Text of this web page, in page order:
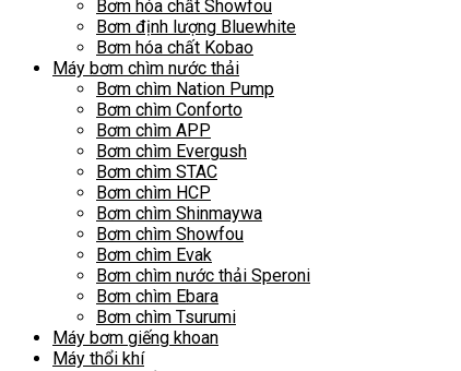
Bơm hóa chất Showfou
Bơm định lượng Bluewhite
Bơm hóa chất Kobao
Máy bơm chìm nước thải
Bơm chìm Nation Pump
Bơm chìm Conforto
Bơm chìm APP
Bơm chìm Evergush
Bơm chìm STAC
Bơm chìm HCP
Bơm chìm Shinmaywa
Bơm chìm Showfou
Bơm chìm Evak
Bơm chìm nước thải Speroni
Bơm chìm Ebara
Bơm chìm Tsurumi
Máy bơm giếng khoan
Máy thổi khí